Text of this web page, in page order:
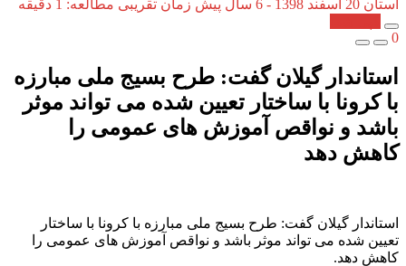
استان 20 اسفند 1398 - 6 سال پیش
زمان تقریبی مطالعه: 1 دقیقه
0
استاندار گیلان گفت: طرح بسیج ملی مبارزه
با کرونا با ساختار تعیین شده می تواند موثر
باشد و نواقص آموزش های عمومی را
کاهش دهد
استاندار گیلان گفت: طرح بسیج ملی مبارزه با کرونا با ساختار
تعیین شده می تواند موثر باشد و نواقص آموزش های عمومی را
کاهش دهد.